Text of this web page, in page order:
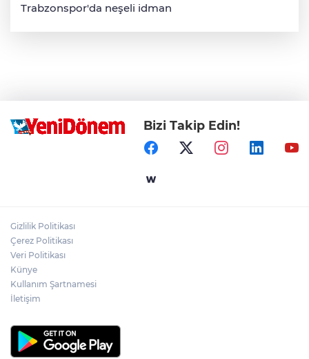
Trabzonspor'da neşeli idman
Bizi Takip Edin!
Gizlilik Politikası
Çerez Politikası
Veri Politikası
Künye
Kullanım Şartnamesi
İletişim